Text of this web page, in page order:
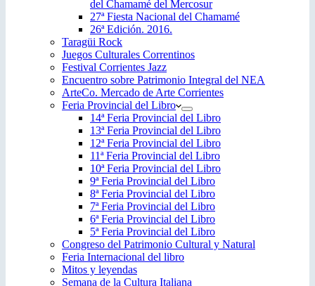
del Chamamé del Mercosur
27ª Fiesta Nacional del Chamamé
26ª Edición. 2016.
Taragüi Rock
Juegos Culturales Correntinos
Festival Corrientes Jazz
Encuentro sobre Patrimonio Integral del NEA
ArteCo. Mercado de Arte Corrientes
Feria Provincial del Libro
14ª Feria Provincial del Libro
13ª Feria Provincial del Libro
12ª Feria Provincial del Libro
11ª Feria Provincial del Libro
10ª Feria Provincial del Libro
9ª Feria Provincial del Libro
8ª Feria Provincial del Libro
7ª Feria Provincial del Libro
6ª Feria Provincial del Libro
5ª Feria Provincial del Libro
Congreso del Patrimonio Cultural y Natural
Feria Internacional del libro
Mitos y leyendas
Semana de la Cultura Italiana